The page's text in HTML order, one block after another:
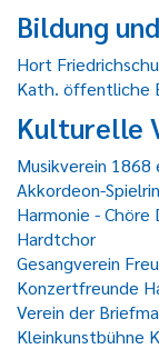
Bildung
Hort
Kath. öffentliche
Kulturelle
Musikverein 1868
Akkordeon-
Harmonie - Chöre
Hardtchor
Gesangverein
Konzertfreunde
Verein der
Kleinkunstbühne